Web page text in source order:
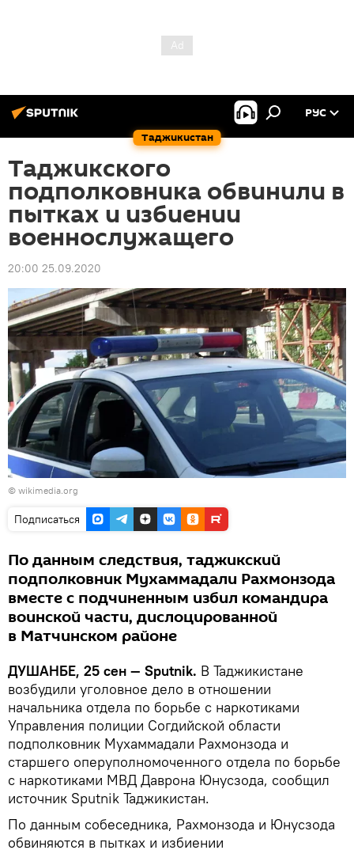
Таджикистан
РУС
Таджикского
подполковника обвинили в
пытках и избиении
военнослужащего
20:00 25.09.2020
© wikimedia.org
Подписаться
По данным следствия, таджикский
подполковник Мухаммадали Рахмонзода
вместе с подчиненным избил командира
воинской части, дислоцированной
в Матчинском районе
ДУШАНБЕ, 25 сен — Sputnik. В Таджикистане
возбудили уголовное дело в отношении
начальника отдела по борьбе с наркотиками
Управления полиции Согдийской области
подполковник Мухаммадали Рахмонзода и
старшего оперуполномоченного отдела по борьбе
с наркотиками МВД Даврона Юнусзода, сообщил
источник Sputnik Таджикистан.
По данным собеседника, Рахмонзода и Юнусзода
обвиняются в пытках и избиении